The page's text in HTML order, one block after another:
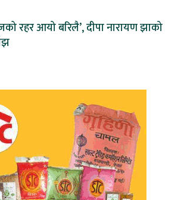
रहर आयो बरिलै’, दीपा नारायण झाको